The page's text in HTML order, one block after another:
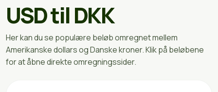
USD til DKK
Her kan du se populære beløb omregnet mellem
Amerikanske dollars og Danske kroner. Klik på beløbene
for at åbne direkte omregningssider.